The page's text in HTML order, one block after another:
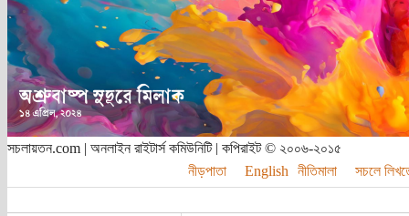
সচলায়তন.com | অনলাইন রাইটার্স কমিউনিটি | কপিরাইট © ২০০৬-২০১৫
নীড়পাতা
English নীতিমালা সচলে